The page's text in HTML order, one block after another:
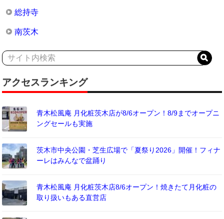
総持寺
南茨木
アクセスランキング
青木松風庵 月化粧茨木店が8/6オープン！8/9までオープニ
ングセールも実施
茨木市中央公園・芝生広場で「夏祭り2026」開催！フィナ
ーレはみんなで盆踊り
青木松風庵 月化粧茨木店8/6オープン！焼きたて月化粧の
取り扱いもある直営店